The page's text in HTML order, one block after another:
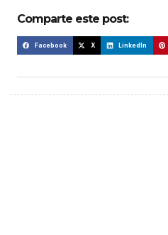
Comparte este post:
Facebook X LinkedIn